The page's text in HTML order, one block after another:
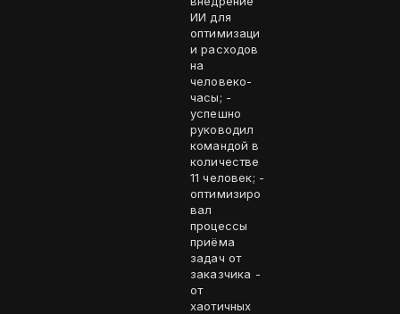
ИИ для
оптимизаци
и расходов
на
человеко-
часы; -
успешно
руководил
командой в
количестве
11 человек; -
оптимизиро
вал
процессы
приёма
задач от
заказчика -
от
хаотичных